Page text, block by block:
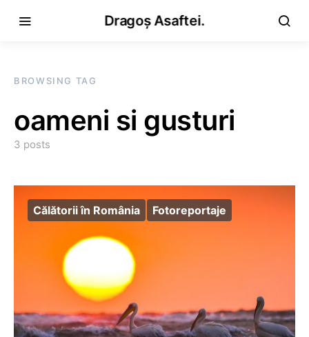
Dragoș Asaftei.
BROWSING TAG
oameni si gusturi
3 posts
Călătorii în România Fotoreportaje